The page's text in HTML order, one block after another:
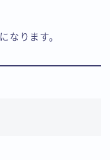
になります。